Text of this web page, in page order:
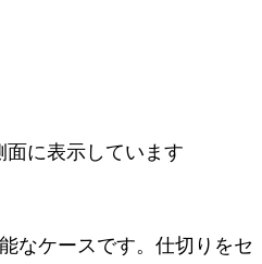
面に表示しています
なケースです。仕切りをセ